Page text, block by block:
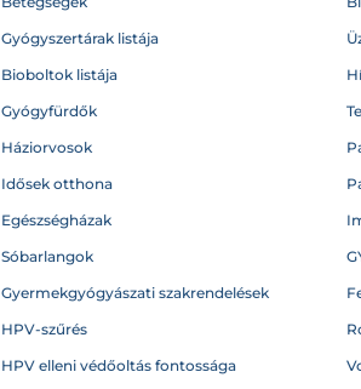
Gyógyszertárak listája
Bioboltok listája
Gyógyfürdők
Háziorvosok
Idősek otthona
Egészségházak
Sóbarlangok
Gyermekgyógyászati szakrendelések
HPV-szűrés
HPV elleni védőoltás fontossága